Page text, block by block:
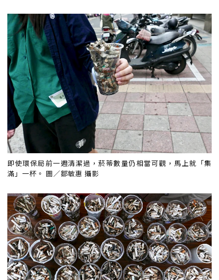
即使環保局前一週清潔過，菸蒂數量仍相當可觀，馬上就「集
滿」一杯。 圖／鄒敏惠 攝影